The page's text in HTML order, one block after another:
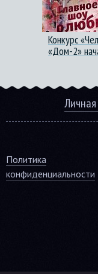
Конкурс
«Дом-2»
Политика
конфиденциальности